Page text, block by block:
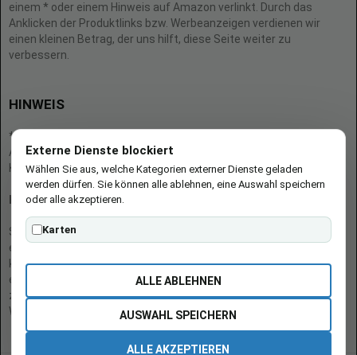
einem * oder einem Hinweis auf Amazon verlinkt. Durch das
Anklicken der Produktlinks bzw. Werbeanzeigen verdienen wir
einen kleinen Betrag, der uns hilft, diese Seite weiter zu
verbessern.
HINWEIS
* = Afilliate-Link (=Werbung)
Als Amazon-Partner verdient der Seitenbetreiber an qualifizierten
Käufen.
Hinweis zu Preisen und Verfügbarkeiten
Sofern Produktpreise und Verfügbarkeiten angezeigt werden,
entsprechen diese dem angegebenen Stand (Datum/Uhrzeit) und
können sich auf der verlinkten Seite jederzeit ändern. Für den Kauf
eines Produkts gelten die Angaben zu Preis und Verfügbarkeit, die
zum Kaufzeitpunkt [auf der/den maßgeblichen Amazon-
Website(s)] angezeigt werden.
Externe Dienste blockiert
Wählen Sie aus, welche Kategorien externer Dienste geladen
werden dürfen. Sie können alle ablehnen, eine Auswahl speichern
oder alle akzeptieren.
Karten
ALLE ABLEHNEN
AUSWAHL SPEICHERN
ALLE AKZEPTIEREN